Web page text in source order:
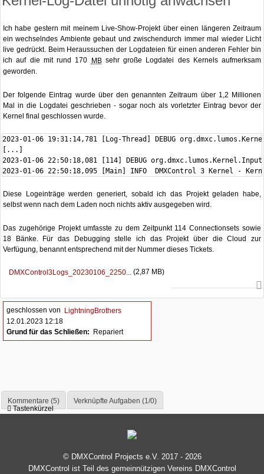
Ich habe gestern mit meinem Live-Show-Projekt über einen längeren Zeitraum
ein wechselndes Ambiente gebaut und zwischendurch immer mal wieder Licht
live gedrückt. Beim Heraussuchen der Logdateien für einen anderen Fehler bin
ich auf die mit rund 170
MBsehr große Logdatei des Kernels aufmerksam
geworden.
Der folgende Eintrag wurde über den genannten Zeitraum über 1,2 Millionen
Mal in die Logdatei geschrieben - sogar noch als vorletzter Eintrag bevor der
Kernel final geschlossen wurde.
2023-01-06 19:31:14,781 [Log-Thread] DEBUG
[...]
2023-01-06 22:50:18,081 [114] DEBUG
2023-01-06 22:50:18,095 [Main] INFO  DMXControl 3 Kernel -
Diese Logeinträge werden generiert, sobald ich das Projekt geladen habe,
selbst wenn nach dem Laden noch nichts aktiv ausgegeben wird.
Das zugehörige Projekt umfasste zu dem Zeitpunkt 114 Connectionsets sowie
18 Bänke. Für das Debugging stelle ich das Projekt über die Cloud zur
Verfügung, benannt entsprechend mit der Nummer dieses Tickets.
DMXControl3Logs_20230106_2250... (2,87 MB)
geschlossen von LightningBrothers
12.01.2023 12:18
Grund für das Schließen: Repariert
Kommentare (5)
Verknüpfte Aufgaben (1/0)
Tastenkürzel
© DMXControl Projects e.V. 2017 - 2026
DMXControl ist Teil des gemein­nützigen Vereins DMXControl